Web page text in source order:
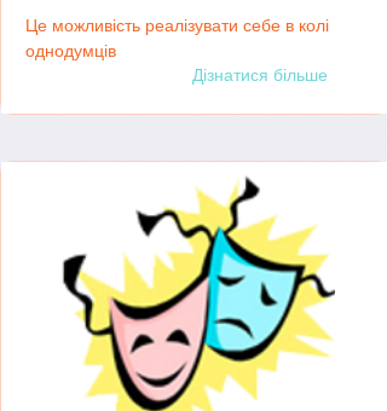
Це можливість реалізувати себе в колі
однодумців
Дізнатися більше